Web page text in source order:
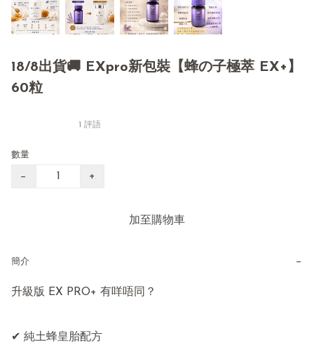
18/8出貨🚚 EXpro新包裝【蜂の子極萃 EX+】
60粒
1 評語
數量
− +
加至購物車
簡介 −
升級版 EX PRO+ 有咩唔同？
✔ 純土蜂皇胎配方